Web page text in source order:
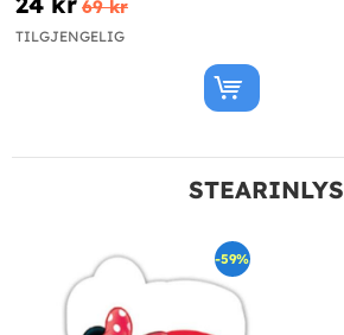
69 kr
TILGJENGELIG
STEARINLYS
-59%